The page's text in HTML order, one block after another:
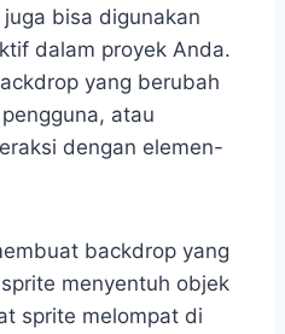
bisa digunakan
dalam proyek Anda.
yang berubah
atau
dengan elemen-
backdrop yang
menyentuh objek
sprite melompat di